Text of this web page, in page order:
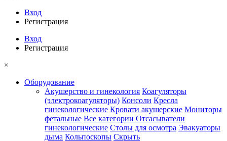
Вход
Регистрация
Вход
Регистрация
×
Оборудование
Акушерство и гинекология Коагуляторы
(электрокоагуляторы) Консоли Кресла
гинекологические Кровати акушерские Мониторы
фетальные Все категории Отсасыватели
гинекологические Столы для осмотра Эвакуаторы
дыма Кольпоскопы Скрыть